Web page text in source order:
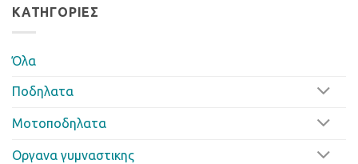
ΚΑΤΗΓΟΡΊΕΣ
Όλα
Ποδηλατα
Μοτοποδηλατα
Οργανα γυμναστικης